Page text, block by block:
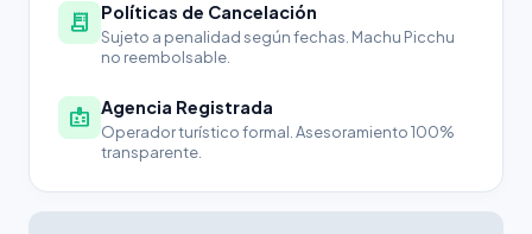
receipt_long Políticas de Cancelación
Sujeto a penalidad según fechas. Machu Picchu
no reembolsable.
badge Agencia Registrada
Operador turístico formal. Asesoramiento 100%
transparente.